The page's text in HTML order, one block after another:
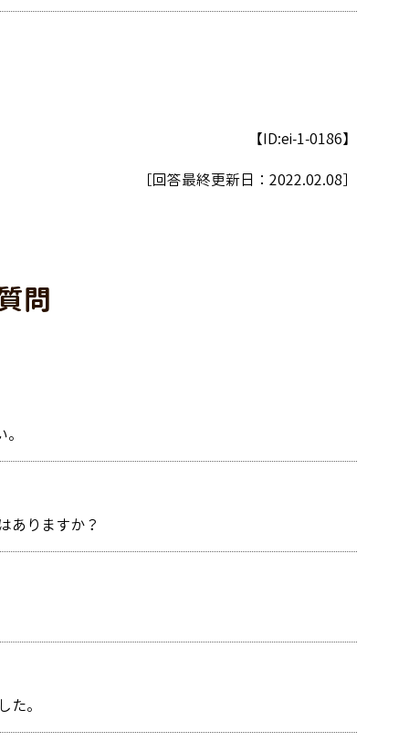
【ID:ei-1-0186】
［回答最終更新日： 2022.02.08］
問
ありますか？
。